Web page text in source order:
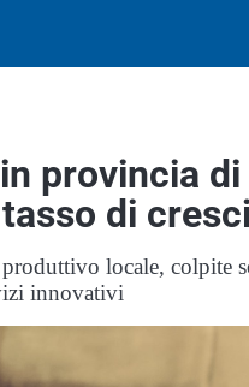
provincia
di
produttivo locale, colpite
innovativi